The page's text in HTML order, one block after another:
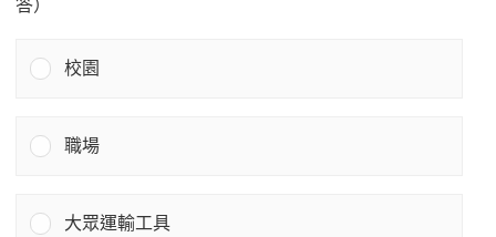
答）
校園
職場
大眾運輸工具